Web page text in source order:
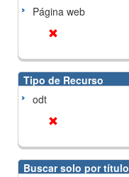
Página web
Tipo de Recurso
odt
Buscar solo por título